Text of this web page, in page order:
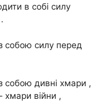
в собі силу
собою силу перед
собою дивні хмари ,
хмари війни ,